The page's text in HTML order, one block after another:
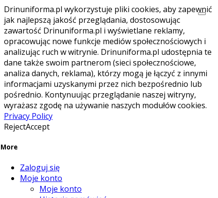
Drinuniforma.pl wykorzystuje pliki cookies, aby zapewnić
jak najlepszą jakość przeglądania, dostosowując
zawartość Drinuniforma.pl i wyświetlane reklamy,
opracowując nowe funkcje mediów społecznościowych i
analizując ruch w witrynie. Drinuniforma.pl udostępnia te
dane także swoim partnerom (sieci społecznościowe,
analiza danych, reklama), którzy mogą je łączyć z innymi
informacjami uzyskanymi przez nich bezpośrednio lub
pośrednio. Kontynuując przeglądanie naszej witryny,
wyrażasz zgodę na używanie naszych modułów cookies.
Privacy Policy
RejectAccept
More
Zaloguj się
Moje konto
Moje konto